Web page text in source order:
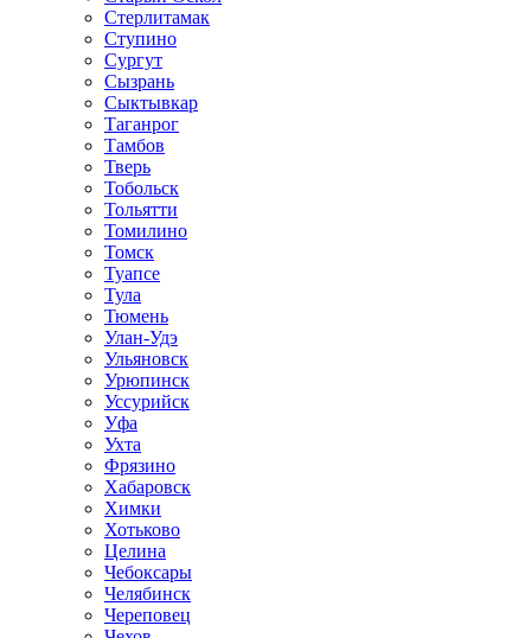
Стерлитамак
Ступино
Сургут
Сызрань
Сыктывкар
Таганрог
Тамбов
Тверь
Тобольск
Тольятти
Томилино
Томск
Туапсе
Тула
Тюмень
Улан-Удэ
Ульяновск
Урюпинск
Уссурийск
Уфа
Ухта
Фрязино
Хабаровск
Химки
Хотьково
Целина
Чебоксары
Челябинск
Череповец